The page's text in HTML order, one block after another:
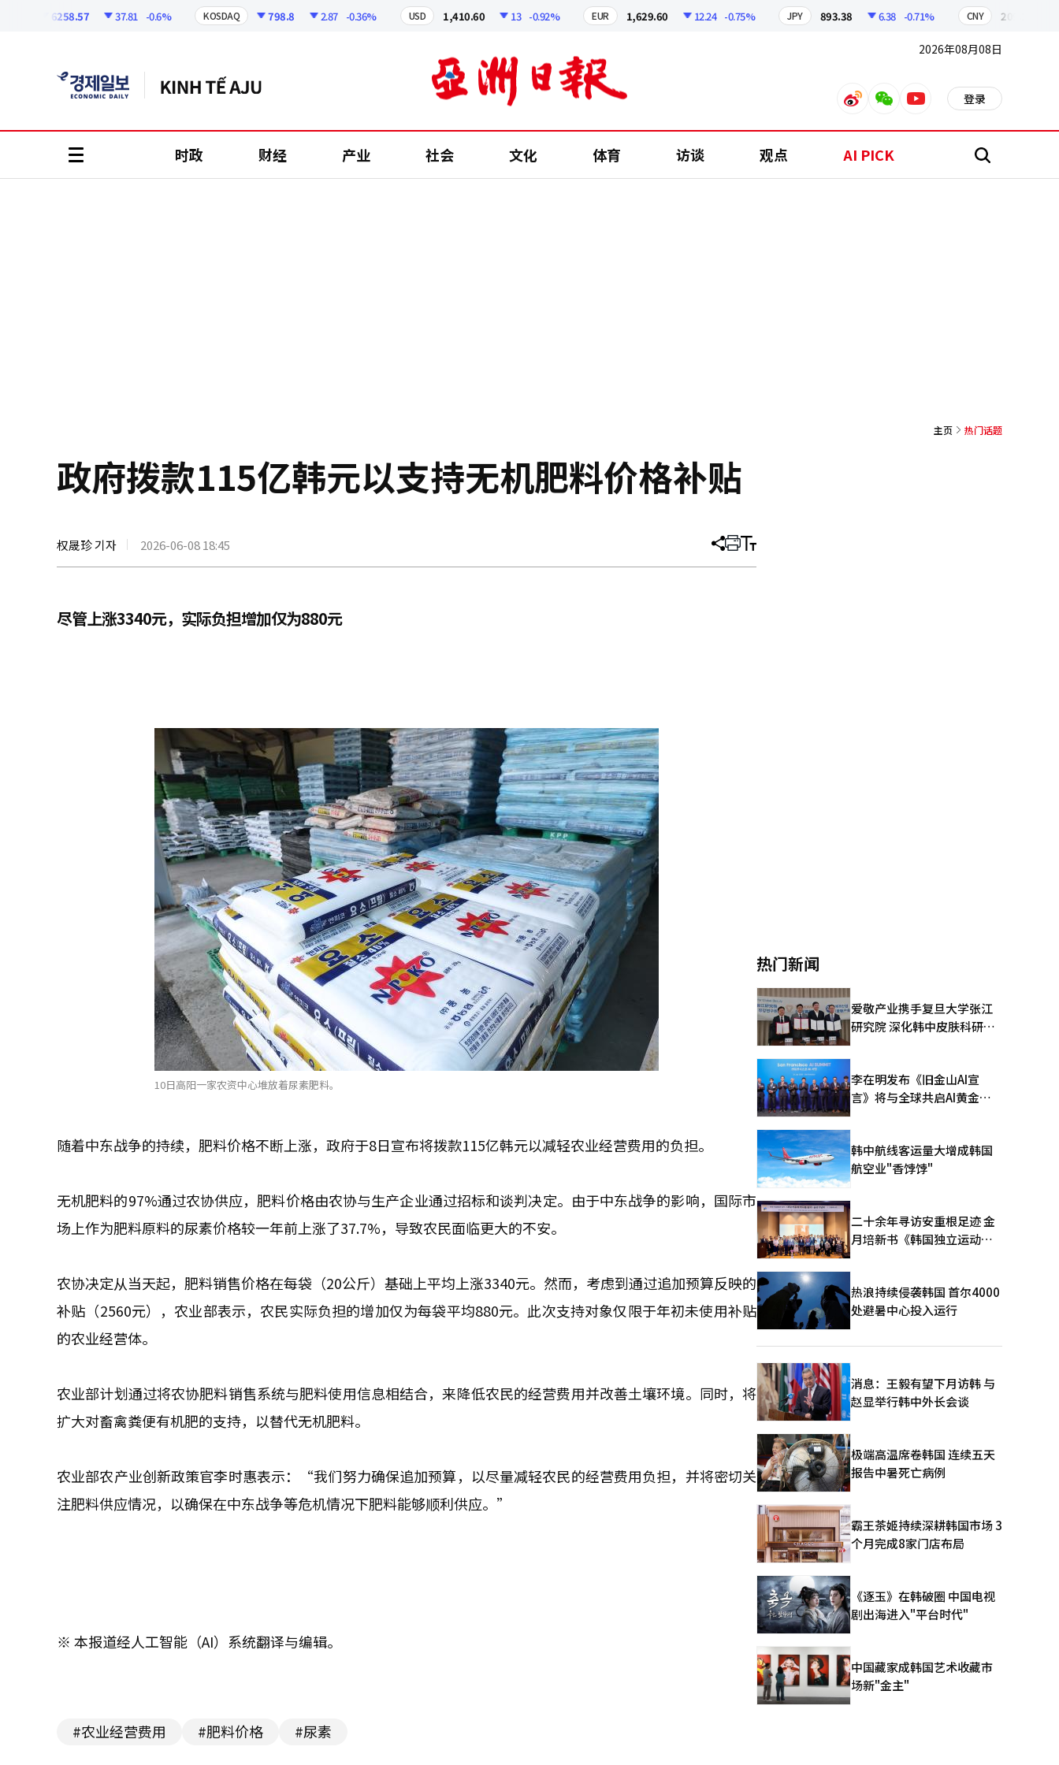
6258.57 37.81 -0.6% KOSDAQ 798.8 2.87 -0.36% USD 1,410.60 13 -0.92% EUR 1,629.60 12.24 -0.75% JPY 893.38 6.38 -0.71% CNY 209.17
2026年08月08日
weiboweixinyoutube 登录
时政 财经 产业 社会 文化 体育 访谈 观点 AI PICK 搜
主页 热门话题
政府拨款115亿韩元以支持无机肥料价格补贴
权晟珍 기자 2026-06-08 18:45 分
文
打 调
大
尽管上涨3340元，实际负担增加仅为880元
10日高阳一家农资中心堆放着尿素肥料。
随着中东战争的持续，肥料价格不断上涨，政府于8日宣布将拨款115亿韩元以减轻农业经营费用的负担。
无机肥料的97%通过农协供应，肥料价格由农协与生产企业通过招标和谈判决定。由于中东战争的影响，国际市
场上作为肥料原料的尿素价格较一年前上涨了37.7%，导致农民面临更大的不安。
农协决定从当天起，肥料销售价格在每袋（20公斤）基础上平均上涨3340元。然而，考虑到通过追加预算反映的
补贴（2560元），农业部表示，农民实际负担的增加仅为每袋平均880元。此次支持对象仅限于年初未使用补贴
的农业经营体。
农业部计划通过将农协肥料销售系统与肥料使用信息相结合，来降低农民的经营费用并改善土壤环境。同时，将
扩大对畜禽粪便有机肥的支持，以替代无机肥料。
农业部农产业创新政策官李时惠表示：“我们努力确保追加预算，以尽量减轻农民的经营费用负担，并将密切关
注肥料供应情况，以确保在中东战争等危机情况下肥料能够顺利供应。”
※ 本报道经人工智能（AI）系统翻译与编辑。
#农业经营费用 #肥料价格 #尿素
热门新闻
爱敬产业携手复旦大学张江
研究院 深化韩中皮肤科研合
李在明发布《旧金山AI宣
言》将与全球共启AI黄金时
韩中航线客运量大增成韩国
航空业"香饽饽"
二十余年寻访安重根足迹 金
月培新书《韩国独立运动圣
热浪持续侵袭韩国 首尔4000
处避暑中心投入运行
消息：王毅有望下月访韩 与
赵显举行韩中外长会谈
极端高温席卷韩国 连续五天
报告中暑死亡病例
霸王茶姬持续深耕韩国市场 3
个月完成8家门店布局
《逐玉》在韩破圈 中国电视
剧出海进入"平台时代"
中国藏家成韩国艺术收藏市
场新"金主"